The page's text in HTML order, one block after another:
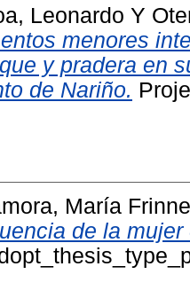
Leonardo Y
menores
y pradera en
de Nariño.
María Frinne
de la